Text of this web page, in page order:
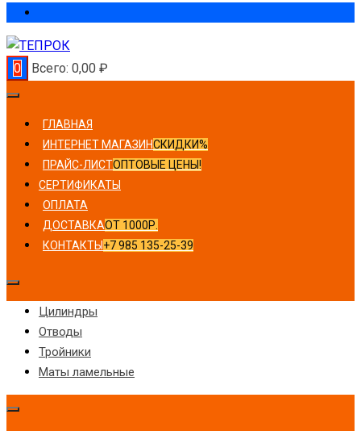
0 Всего: 0,00 ₽
ГЛАВНАЯ
ИНТЕРНЕТ МАГАЗИНСКИДКИ%
ПРАЙС-ЛИСТОПТОВЫЕ ЦЕНЫ!
СЕРТИФИКАТЫ
ОПЛАТА
ДОСТАВКАОТ 1000Р.
КОНТАКТЫ +7 985 135-25-39
Цилиндры
Отводы
Тройники
Маты ламельные